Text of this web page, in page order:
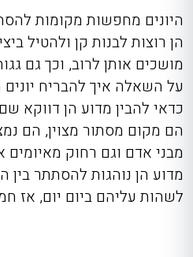
היונים מחפשות מקומות
הן רוצות לבנות קן ולהטיל
מושכים אותן לרוב, וכך גם
על השאלה איך להבריח
כדאי להבין מדוע הן דווקא
הם מקום מסתור מצוין, הם
מבני אדם וגם רחוק מאיומים
מדוע הן נוהגות להסתתר בין
לשהות עליהם ביום יום, אז